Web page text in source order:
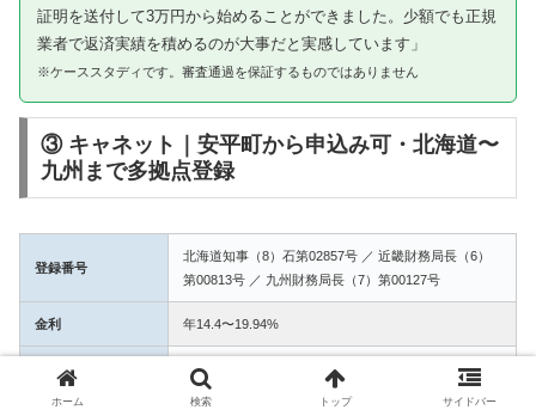
証明を送付して3万円から始めることができました。少額でも正規
業者で返済実績を積めるのが大事だと実感しています」
※ケーススタディです。審査通過を保証するものではありません
③ キャネット｜安平町から申込み可・北海道〜
九州まで多拠点登録
登録番号
北海道知事（8）石第02857号 ／ 近畿財務局長（6）
第00813号 ／ 九州財務局長（7）第00127号
金利 年14.4〜19.94%
融資額 1万〜50万円
ホーム 検索 トップ サイドバー